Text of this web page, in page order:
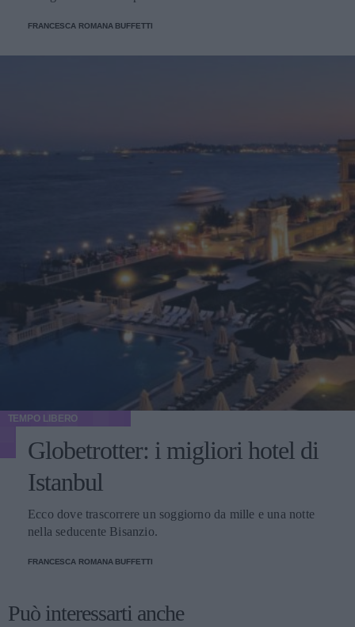
FRANCESCA ROMANA BUFFETTI
TEMPO LIBERO
Globetrotter: i migliori hotel di
Istanbul
Ecco dove trascorrere un soggiorno da mille e una notte
nella seducente Bisanzio.
FRANCESCA ROMANA BUFFETTI
Può interessarti anche